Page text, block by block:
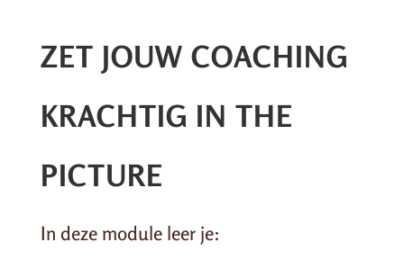
ZET JOUW COACHING
KRACHTIG IN THE
PICTURE
In deze module leer je: